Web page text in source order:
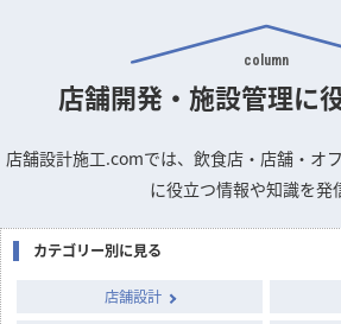
column
店舗開発・施設管理に
店舗設計施工.comでは、飲食店・店舗・オ
に役立つ情報や知識を発
カテゴリー別に見る
店舗設計